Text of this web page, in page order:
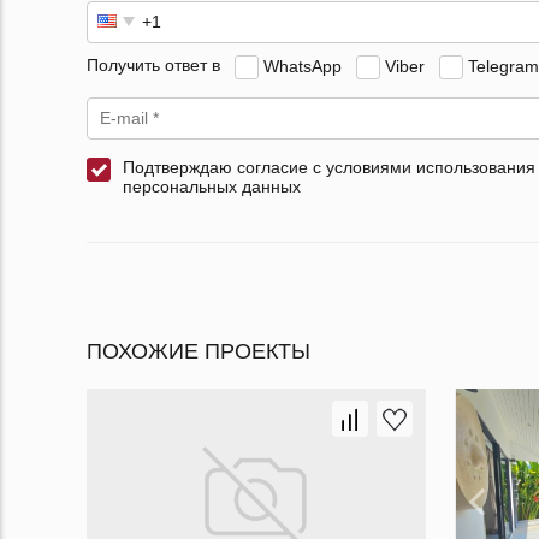
Получить ответ в WhatsApp Viber Telegram
Подтверждаю согласие с условиями использования
персональных данных
ПОХОЖИЕ ПРОЕКТЫ